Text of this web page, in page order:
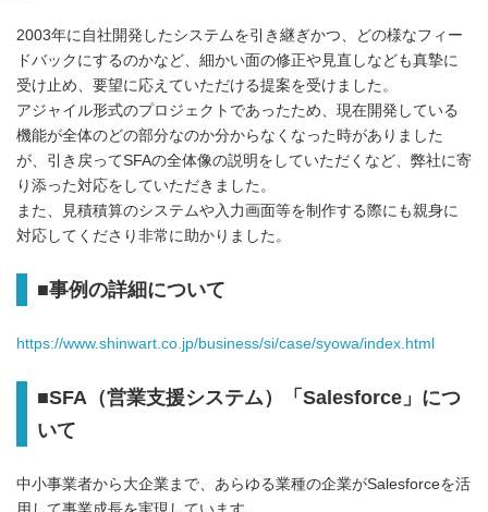
2003年に自社開発したシステムを引き継ぎかつ、どの様なフィー
ドバックにするのかなど、細かい面の修正や見直しなども真摯に
受け止め、要望に応えていただける提案を受けました。
アジャイル形式のプロジェクトであったため、現在開発している
機能が全体のどの部分なのか分からなくなった時がありました
が、引き戻ってSFAの全体像の説明をしていただくなど、弊社に寄
り添った対応をしていただきました。
また、見積積算のシステムや入力画面等を制作する際にも親身に
対応してくださり非常に助かりました。
■事例の詳細について
https://www.shinwart.co.jp/business/si/case/syowa/index.html
■SFA（営業支援システム）「Salesforce」につ
いて
中小事業者から大企業まで、あらゆる業種の企業がSalesforceを活